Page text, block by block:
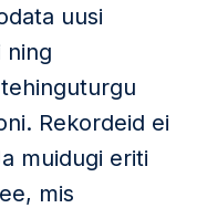
uusi
ning
Rekordeid ei
muidugi eriti
mis